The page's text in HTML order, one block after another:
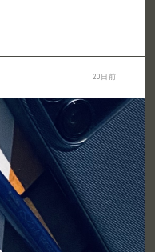
20日前